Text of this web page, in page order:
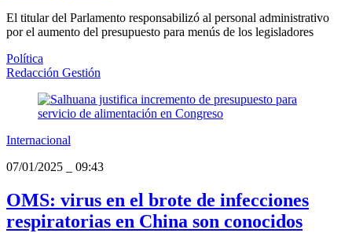
El titular del Parlamento responsabilizó al personal administrativo
por el aumento del presupuesto para menús de los legisladores
Política
Redacción Gestión
Internacional
07/01/2025
09:43
OMS: virus en el brote de infecciones
respiratorias en China son conocidos